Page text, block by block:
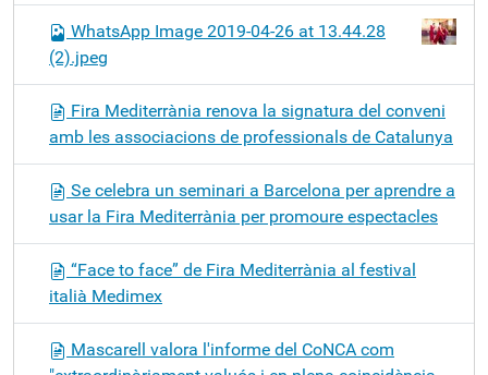
WhatsApp Image 2019-04-26 at 13.44.28
(2).jpeg
Fira Mediterrània renova la signatura del conveni
amb les associacions de professionals de Catalunya
Se celebra un seminari a Barcelona per aprendre a
usar la Fira Mediterrània per promoure espectacles
“Face to face” de Fira Mediterrània al festival
italià Medimex
Mascarell valora l'informe del CoNCA com